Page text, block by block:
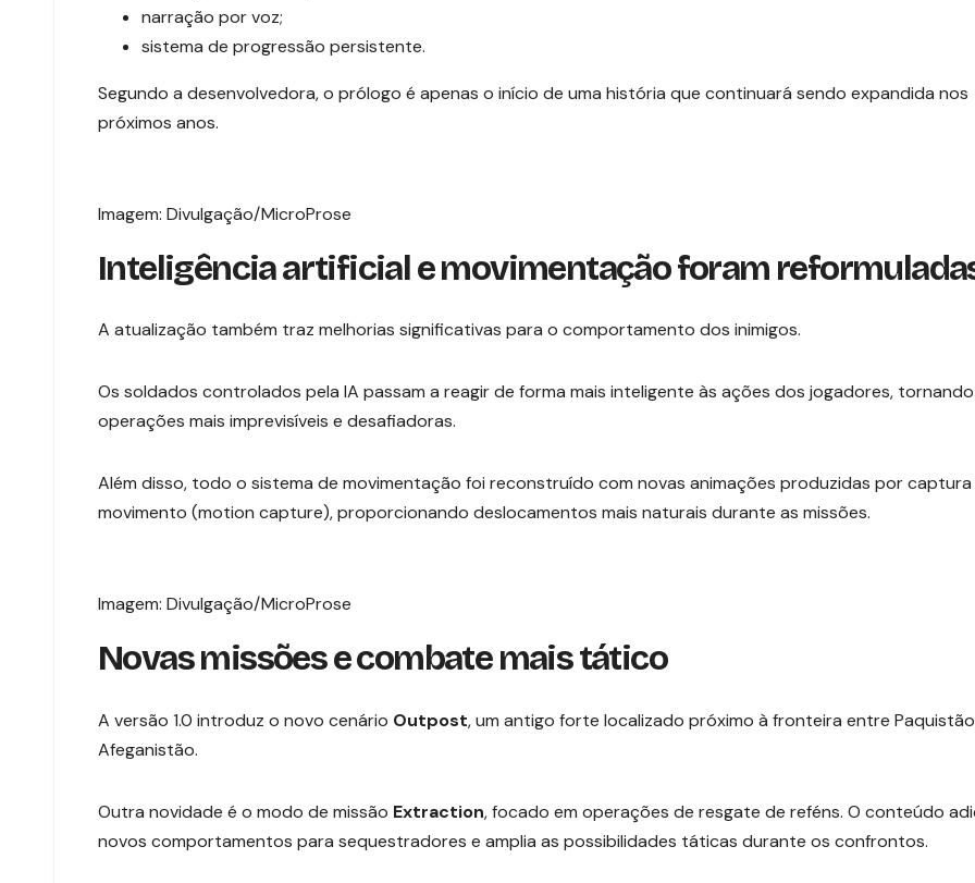
narração por voz;
sistema de progressão persistente.
Segundo a desenvolvedora, o prólogo é apenas o início de uma história que continuará sendo expandida nos
próximos anos.
Imagem: Divulgação/MicroProse
Inteligência artificial e movimentação foram
A atualização também traz melhorias significativas para o comportamento dos inimigos.
Os soldados controlados pela IA passam a reagir de forma mais inteligente às ações dos jogadores,
operações mais imprevisíveis e desafiadoras.
Além disso, todo o sistema de movimentação foi reconstruído com novas animações produzidas por
movimento (motion capture), proporcionando deslocamentos mais naturais durante as missões.
Imagem: Divulgação/MicroProse
Novas missões e combate mais tático
A versão 1.0 introduz o novo cenário Outpost, um antigo forte localizado próximo à fronteira entre
Afeganistão.
Outra novidade é o modo de missão Extraction, focado em operações de resgate de reféns. O conteúdo
novos comportamentos para sequestradores e amplia as possibilidades táticas durante os confrontos.